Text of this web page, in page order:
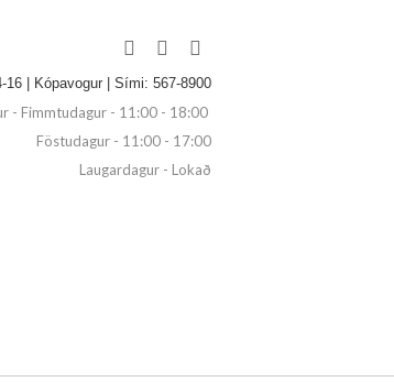
16 | Kópavogur | Sími: 567-8900
- Fimmtudagur - 11:00 - 18:00
Föstudagur - 11:00 - 17:00
Laugardagur - Lokað